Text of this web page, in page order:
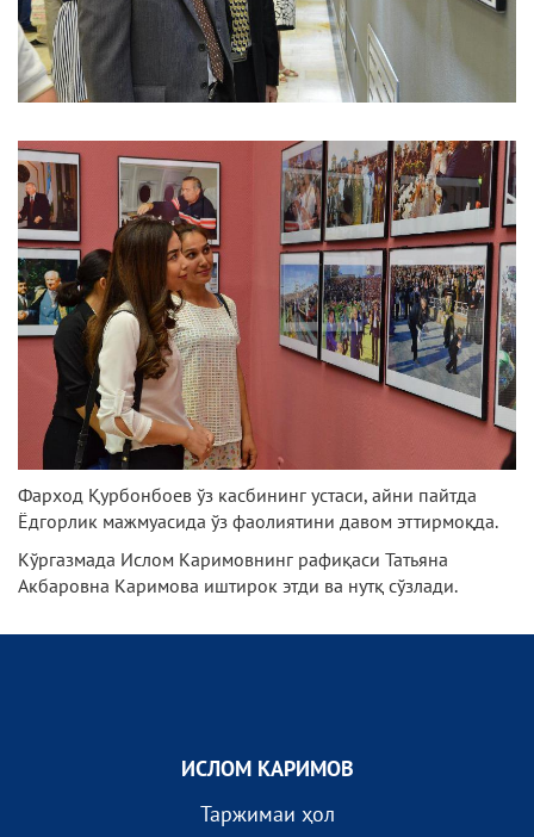
Фарход Қурбонбоев ўз касбининг устаси, айни пайтда
Ёдгорлик мажмуасида ўз фаолиятини давом эттирмоқда.
Кўргазмада Ислом Каримовнинг рафиқаси Татьяна
Акбаровна Каримова иштирок этди ва нутқ сўзлади.
ИСЛОМ КАРИМОВ
Таржимаи ҳол